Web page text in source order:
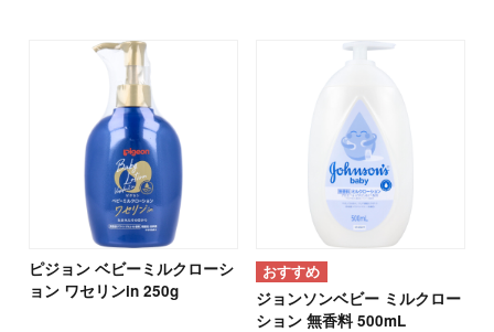
ピジョン ベビーミルクローシ
ョン ワセリンin 250g
ジョンソンベビー ミルクロー
ション 無香料 500mL